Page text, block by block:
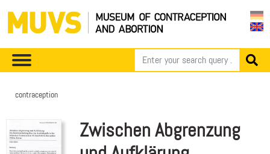
contraception
Zwischen Abgrenzung